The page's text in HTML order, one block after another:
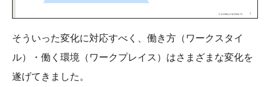
そういった変化に対応すべく、働き方（ワークスタイ
ル）・働く環境（ワークプレイス）はさまざまな変化を
遂げてきました。